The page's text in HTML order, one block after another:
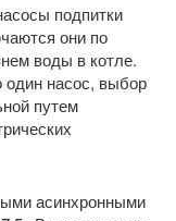
подпитки
они по
воды в котле.
один насос, выбор
путем
асинхронными